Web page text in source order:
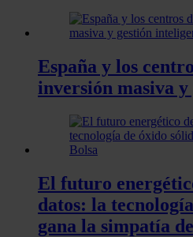
España y los
inversión masiva
El futuro
datos: la
gana la simpatía